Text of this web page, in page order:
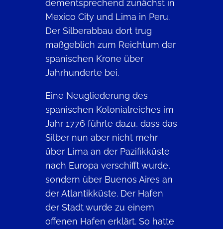
dementsprechend zunächst in
Mexico City und Lima in Peru.
Der Silberabbau dort trug
maßgeblich zum Reichtum der
spanischen Krone über
Jahrhunderte bei.
Eine Neugliederung des
spanischen Kolonialreiches im
Jahr 1776 führte dazu, dass das
Silber nun aber nicht mehr
über Lima an der Pazifikküste
nach Europa verschifft wurde,
sondern über Buenos Aires an
der Atlantikküste. Der Hafen
der Stadt wurde zu einem
offenen Hafen erklärt. So hatte